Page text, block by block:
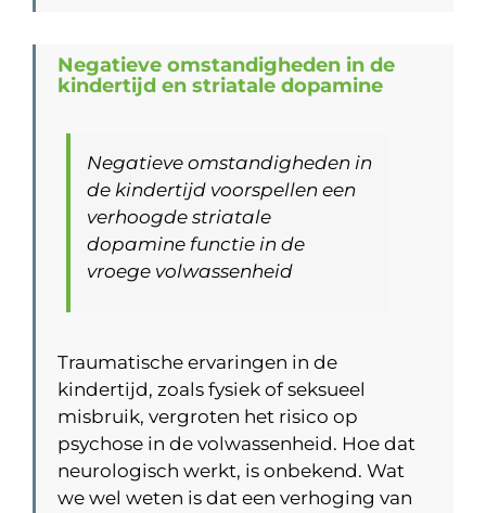
Negatieve omstandigheden in de
kindertijd en striatale dopamine
Negatieve omstandigheden in
de kindertijd voorspellen een
verhoogde striatale
dopamine functie in de
vroege volwassenheid
Traumatische ervaringen in de
kindertijd, zoals fysiek of seksueel
misbruik, vergroten het risico op
psychose in de volwassenheid. Hoe dat
neurologisch werkt, is onbekend. Wat
we wel weten is dat een verhoging van